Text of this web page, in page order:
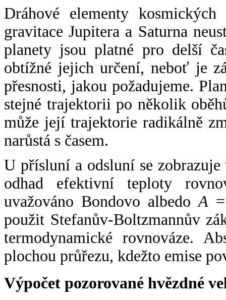
Dráhové elementy
gravitace Jupitera a Saturna
planety jsou platné pro delší
obtížné jejich určení, neboť je
přesnosti, jakou požadujeme.
stejné trajektorii po několik
může její trajektorie radikálně
narůstá s časem.
U přísluní a odsluní se
odhad efektivní teploty
uvažováno Bondovo albedoA
použit Stefanův-Boltzmannův
termodynamické rovnováze.
plochou průřezu, kdežto emise
Výpočet pozorované hvězdné